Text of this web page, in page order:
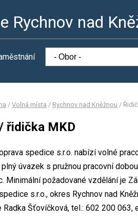
Rychnov nad
/ Volná místa / Rychnov nad Kněžnou /
řidička MKD
spedice s.r.o. nabízí volné
plný úvazek s pružnou pracovní
Minimální požadované vzdělání je
s.r.o., okres Rychnov nad
Šťovíčková, tel.: 602 200 063,